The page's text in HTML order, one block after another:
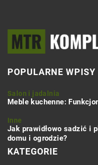
POPULARNE WPISY
Salon i jadalnia
Meble kuchenne:
Inne
Jak prawidłowo sadzić i
domu i ogrodzie?
KATEGORIE